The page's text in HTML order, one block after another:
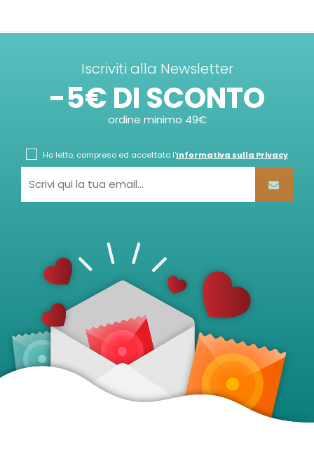
Iscriviti alla Newsletter
-5€ DI SCONTO
ordine minimo 49€
Ho letto, compreso ed accettato l'Informativa sulla Privacy